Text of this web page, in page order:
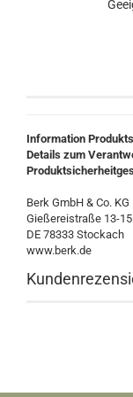
Information
Details zum
Berk GmbH & Co. KG
Gießereistraße 13-15
DE 78333 Stockach
www.berk.de